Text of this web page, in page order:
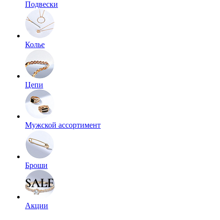
Подвески
Колье
Цепи
Мужской ассортимент
Броши
Акции